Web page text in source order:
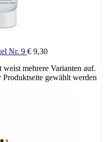
Nr. 9 € 9,30
weist mehrere Varianten auf.
gewählt werden